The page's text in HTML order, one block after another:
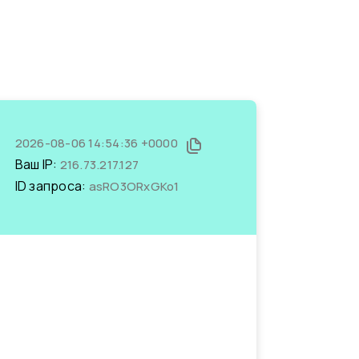
2026-08-06 14:54:36 +0000
Ваш IP: 216.73.217.127
ID запроса: asRO3ORxGKo1